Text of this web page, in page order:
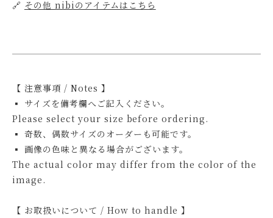
🔗 その他 nibiのアイテムはこちら
【 注意事項 / Notes 】
▪ サイズを備考欄へご記入ください。
Please select your size before ordering.
▪ 奇数、偶数サイズのオーダーも可能です。
▪ 画像の色味と異なる場合がございます。
The actual color may differ from the color of the
image.
【 お取扱いについて / How to handle 】